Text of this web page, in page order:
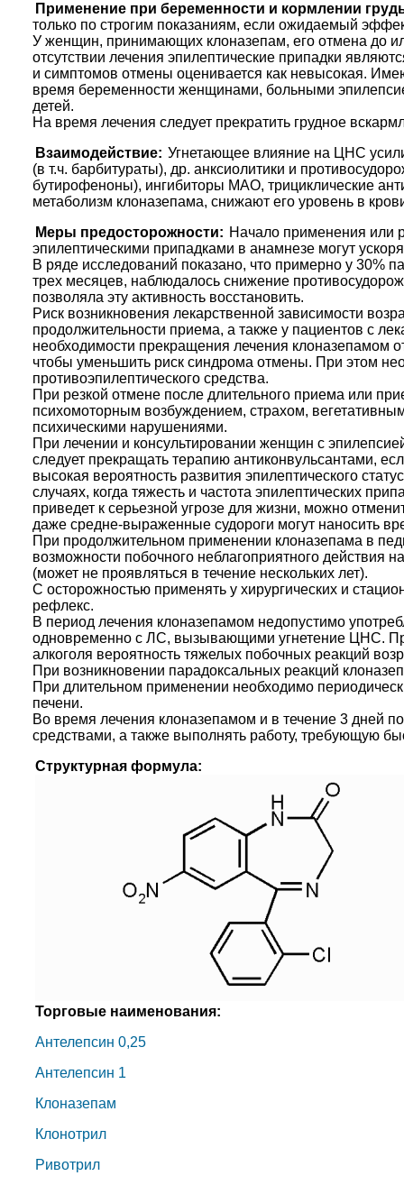
Применение при беременности и кормлении
только по строгим показаниям, если ожидаемый
У женщин, принимающих клоназепам, его отмена до
отсутствии лечения эпилептические припадки
и симптомов отмены оценивается как невысокая.
время беременности женщинами, больными
детей.
На время лечения следует прекратить грудное
Взаимодействие: Угнетающее влияние на ЦНС
(в т.ч. барбитураты), др. анксиолитики и
бутирофеноны), ингибиторы МАО, трициклические
метаболизм клоназепама, снижают его уровень в
Меры предосторожности: Начало применения или
эпилептическими припадками в анамнезе могут
В ряде исследований показано, что примерно у 30%
трех месяцев, наблюдалось снижение
позволяла эту активность восстановить.
Риск возникновения лекарственной зависимости
продолжительности приема, а также у пациентов с
необходимости прекращения лечения клоназепамом
чтобы уменьшить риск синдрома отмены. При этом
противоэпилептического средства.
При резкой отмене после длительного приема или
психомоторным возбуждением, страхом,
психическими нарушениями.
При лечении и консультировании женщин с
следует прекращать терапию антиконвульсантами,
высокая вероятность развития эпилептического
случаях, когда тяжесть и частота эпилептических
приведет к серьезной угрозе для жизни, можно
даже средне-выраженные судороги могут наносить
При продолжительном применении клоназепама в
возможности побочного неблагоприятного действия
(может не проявляться в течение нескольких лет).
С осторожностью применять у хирургических и
рефлекс.
В период лечения клоназепамом недопустимо
одновременно с ЛС, вызывающими угнетение ЦНС.
алкоголя вероятность тяжелых побочных реакций
При возникновении парадоксальных реакций
При длительном применении необходимо
печени.
Во время лечения клоназепамом и в течение 3 дней
средствами, а также выполнять работу, требующую
Структурная формула:
Торговые наименования:
Антелепсин 0,25
Антелепсин 1
Клоназепам
Клонотрил
Ривотрил